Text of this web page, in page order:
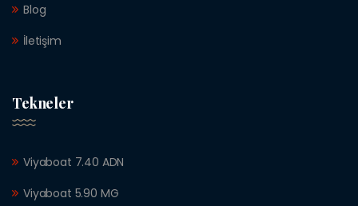
Blog
İletişim
Tekneler
Viyaboat 7.40 ADN
Viyaboat 5.90 MG